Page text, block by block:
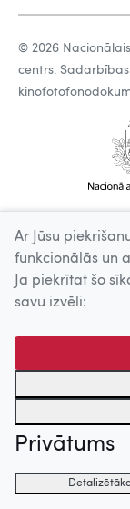
© 2026
centrs.
Ar Jūsu
funkcionālās un
Ja piekrītat šo
savu izvēli:
Privātums